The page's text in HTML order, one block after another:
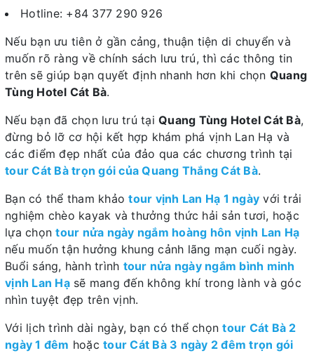
Hotline: +84 377 290 926
Nếu bạn ưu tiên ở gần cảng, thuận tiện di chuyển và
muốn rõ ràng về chính sách lưu trú, thì các thông tin
trên sẽ giúp bạn quyết định nhanh hơn khi chọn Quang
Tùng Hotel Cát Bà.
Nếu bạn đã chọn lưu trú tại Quang Tùng Hotel Cát Bà,
đừng bỏ lỡ cơ hội kết hợp khám phá vịnh Lan Hạ và
các điểm đẹp nhất của đảo qua các chương trình tại
tour Cát Bà trọn gói của Quang Thắng Cát Bà.
Bạn có thể tham khảo tour vịnh Lan Hạ 1 ngày với trải
nghiệm chèo kayak và thưởng thức hải sản tươi, hoặc
lựa chọn tour nửa ngày ngắm hoàng hôn vịnh Lan Hạ
nếu muốn tận hưởng khung cảnh lãng mạn cuối ngày.
Buổi sáng, hành trình tour nửa ngày ngắm bình minh
vịnh Lan Hạsẽ mang đến không khí trong lành và góc
nhìn tuyệt đẹp trên vịnh.
Với lịch trình dài ngày, bạn có thể chọn tour Cát Bà 2
ngày 1 đêm hoặc tour Cát Bà 3 ngày 2 đêm trọn gói